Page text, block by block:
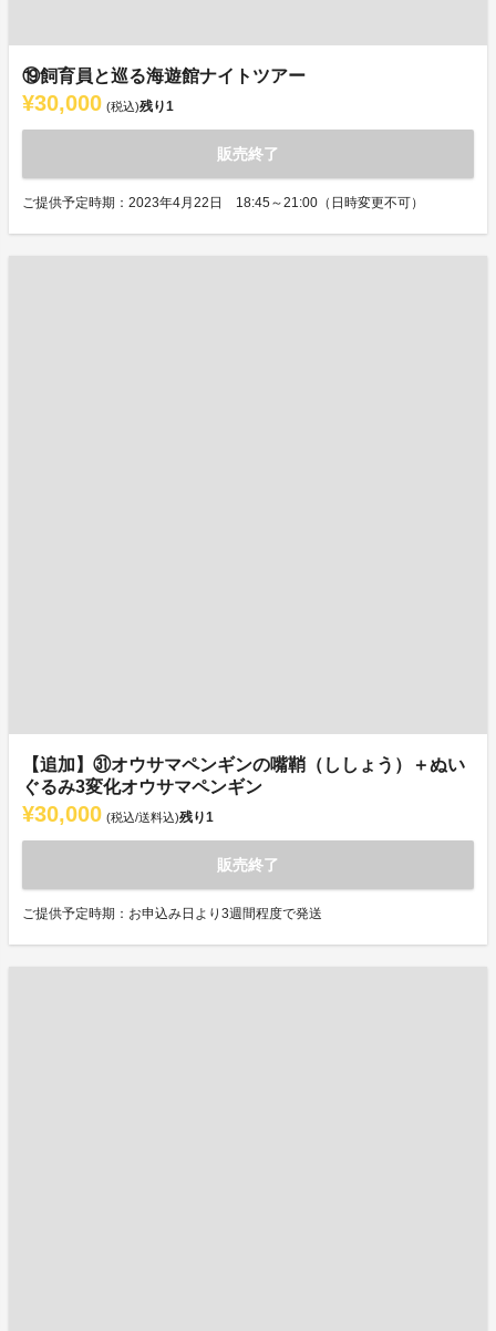
⑲飼育員と巡る海遊館ナイトツアー
¥30,000 (税込)残り1
販売終了
ご提供予定時期：2023年4月22日 18:45～21:00（日時変更不可）
【追加】㉛オウサマペンギンの嘴鞘（ししょう）＋ぬい
ぐるみ3変化オウサマペンギン
¥30,000 (税込/送料込)残り1
販売終了
ご提供予定時期：お申込み日より3週間程度で発送